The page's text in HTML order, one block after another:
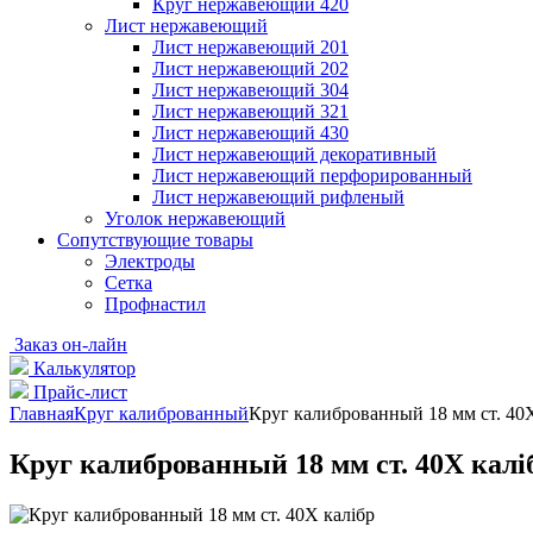
Круг нержавеющий 420
Лист нержавеющий
Лист нержавеющий 201
Лист нержавеющий 202
Лист нержавеющий 304
Лист нержавеющий 321
Лист нержавеющий 430
Лист нержавеющий декоративный
Лист нержавеющий перфорированный
Лист нержавеющий рифленый
Уголок нержавеющий
Cопутствующие товары
Электроды
Сетка
Профнастил
Заказ он-лайн
Калькулятор
Прайс-лист
ГлавнаяКруг калиброванныйКруг калиброванный 18 мм ст.
Круг калиброванный 18 мм ст. 40Х